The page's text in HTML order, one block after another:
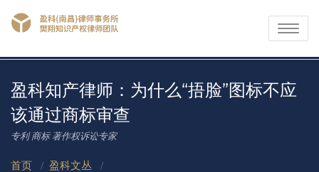
Toggle
盈科知产律师：为什么“捂脸”图标不应
该通过商标审查
专利 商标 著作权诉讼专家
首页 / 盈科文丛 /